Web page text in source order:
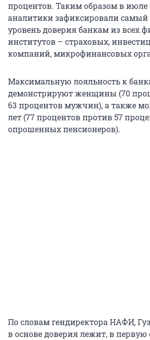
процентов. Таким образом в июле
аналитики зафиксировали
уровень доверия банкам из всех
институтов – страховых,
компаний, микрофинансовых
Максимальную лояльность к
демонстрируют женщины (70
63 процентов мужчин), а также
лет (77 процентов против 57
опрошенных пенсионеров).
По словам гендиректора НАФИ,
в основе доверия лежит, в первую